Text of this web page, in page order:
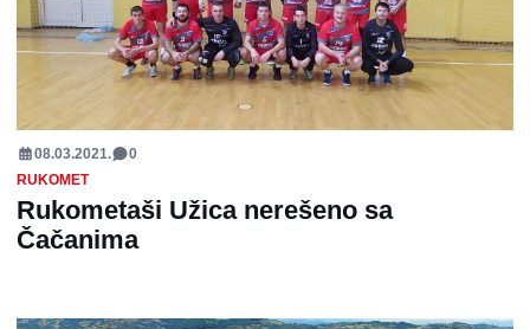
08.03.2021.
0
RUKOMET
Rukometaši Užica nerešeno sa
Čačanima